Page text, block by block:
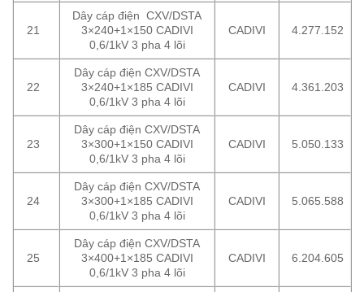
21
Dây cáp điện CXV/DSTA
3×240+1×150 CADIVI
0,6/1kV 3 pha 4 lõi
CADIVI 4.277.152
22
Dây cáp điện CXV/DSTA
3×240+1×185 CADIVI
0,6/1kV 3 pha 4 lõi
CADIVI 4.361.203
23
Dây cáp điện CXV/DSTA
3×300+1×150 CADIVI
0,6/1kV 3 pha 4 lõi
CADIVI 5.050.133
24
Dây cáp điện CXV/DSTA
3×300+1×185 CADIVI
0,6/1kV 3 pha 4 lõi
CADIVI 5.065.588
25
Dây cáp điện CXV/DSTA
3×400+1×185 CADIVI
0,6/1kV 3 pha 4 lõi
CADIVI 6.204.605